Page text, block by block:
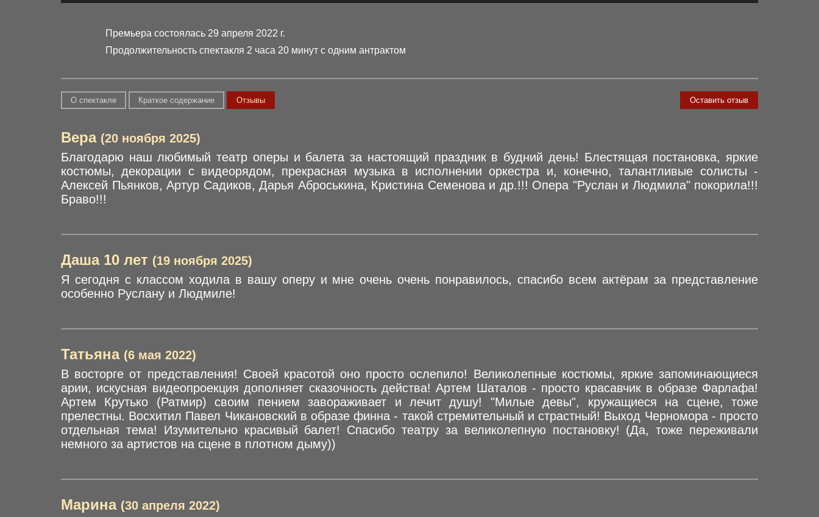
Премьера состоялась 29 апреля 2022 г.
Продолжительность спектакля 2 часа 20 минут с одним антрактом
Оставить отзыв
О спектакле Краткое содержание Отзывы
Вера (20 ноября 2025)
Благодарю наш любимый театр оперы и балета за настоящий праздник в будний день! Блестящая постановка, яркие
костюмы, декорации с видеорядом, прекрасная музыка в исполнении оркестра и, конечно, талантливые солисты -
Алексей Пьянков, Артур Садиков, Дарья Аброськина, Кристина Семенова и др.!!! Опера "Руслан и Людмила" покорила!!!
Браво!!!
Даша 10 лет (19 ноября 2025)
Я сегодня с классом ходила в вашу оперу и мне очень очень понравилось, спасибо всем актёрам за представление
особенно Руслану и Людмиле!
Татьяна (6 мая 2022)
В восторге от представления! Своей красотой оно просто ослепило! Великолепные костюмы, яркие запоминающиеся
арии, искусная видеопроекция дополняет сказочность действа! Артем Шаталов - просто красавчик в образе Фарлафа!
Артем Крутько (Ратмир) своим пением завораживает и лечит душу! "Милые девы", кружащиеся на сцене, тоже
прелестны. Восхитил Павел Чикановский в образе финна - такой стремительный и страстный! Выход Черномора - просто
отдельная тема! Изумительно красивый балет! Спасибо театру за великолепную постановку! (Да, тоже переживали
немного за артистов на сцене в плотном дыму))
Марина (30 апреля 2022)